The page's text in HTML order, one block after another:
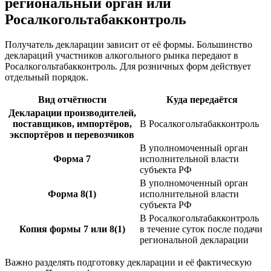
Росалкогольтабакконтроль
Получатель декларации зависит от её формы. Большинство
деклараций участников алкогольного рынка передают в
Росалкогольтабакконтроль. Для розничных форм действует
отдельный порядок.
Вид отчётности
Куда передаётся
Декларации производителей,
поставщиков, импортёров,
экспортёров и перевозчиков
В Росалкогольтабакконтроль
Форма 7
В уполномоченный орган
исполнительной власти
субъекта РФ
Форма 8(1)
В уполномоченный орган
исполнительной власти
субъекта РФ
Копия формы 7 или 8(1)
В Росалкогольтабакконтроль
в течение суток после подачи
региональной декларации
Важно разделять подготовку декларации и её фактическую